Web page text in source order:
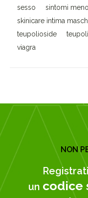
sesso
sintomi
skinicare intima
teupolioside
viagra
NON
un codice